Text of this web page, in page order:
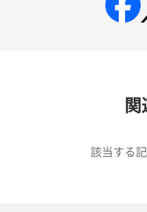
該当する